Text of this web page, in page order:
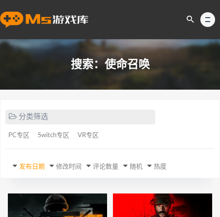
搜索：使命召唤
分类筛选
PC专区 Switch专区 VR专区
发布日期 修改时间 评论数量 随机 热度